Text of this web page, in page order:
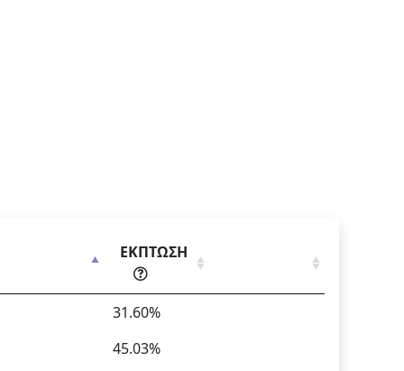
ΕΚΠΤΩΣΗ
31.60%
45.03%